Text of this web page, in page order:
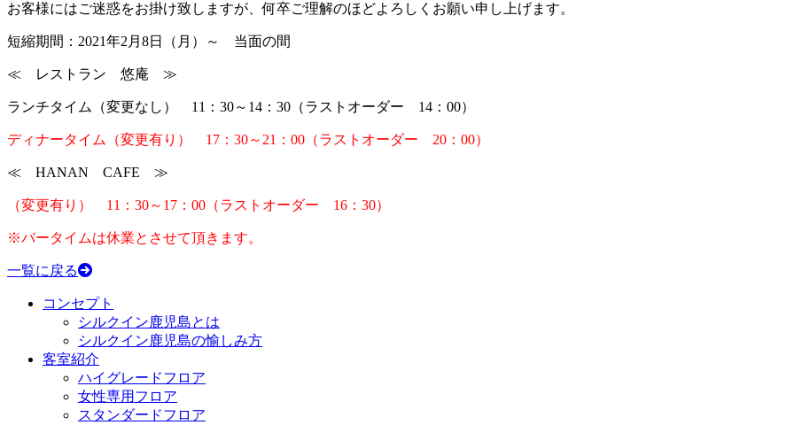
お客様にはご迷惑をお掛け致しますが、何卒ご理解のほどよろしくお願い申し上げます。
短縮期間：2021年2月8日（月）～ 当面の間
≪ レストラン 悠庵 ≫
ランチタイム（変更なし） 11：30～14：30（ラストオーダー 14：00）
ディナータイム（変更有り） 17：30～21：00（ラストオーダー 20：00）
≪ HANAN CAFE ≫
（変更有り） 11：30～17：00（ラストオーダー 16：30）
※バータイムは休業とさせて頂きます。
一覧に戻る
コンセプト
シルクイン鹿児島とは
シルクイン鹿児島の愉しみ方
客室紹介
ハイグレードフロア
女性専用フロア
スタンダードフロア